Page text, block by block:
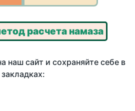
расчета намаза
наш сайт и сохраняйте себе в
закладках: